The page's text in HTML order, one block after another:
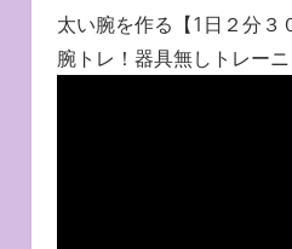
太い腕を作る【1日２分３
腕トレ！器具無しトレー